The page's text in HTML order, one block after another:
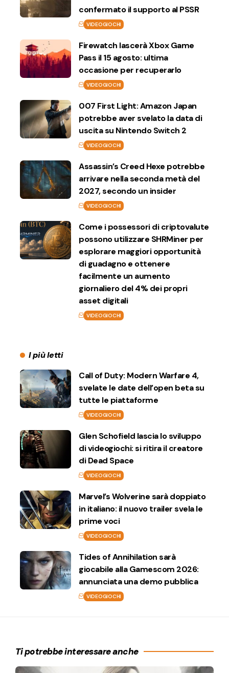
confermato il supporto al PSSR
VIDEOGIOCHI
Firewatch lascerà Xbox Game
Pass il 15 agosto: ultima
occasione per recuperarlo
VIDEOGIOCHI
007 First Light: Amazon Japan
potrebbe aver svelato la data di
uscita su Nintendo Switch 2
VIDEOGIOCHI
Assassin’s Creed Hexe potrebbe
arrivare nella seconda metà del
2027, secondo un insider
VIDEOGIOCHI
Come i possessori di criptovalute
possono utilizzare SHRMiner per
esplorare maggiori opportunità
di guadagno e ottenere
facilmente un aumento
giornaliero del 4% dei propri
asset digitali
VIDEOGIOCHI
I più letti
Call of Duty: Modern Warfare 4,
svelate le date dell’open beta su
tutte le piattaforme
VIDEOGIOCHI
Glen Schofield lascia lo sviluppo
di videogiochi: si ritira il creatore
di Dead Space
VIDEOGIOCHI
Marvel’s Wolverine sarà doppiato
in italiano: il nuovo trailer svela le
prime voci
VIDEOGIOCHI
Tides of Annihilation sarà
giocabile alla Gamescom 2026:
annunciata una demo pubblica
VIDEOGIOCHI
Ti potrebbe interessare anche